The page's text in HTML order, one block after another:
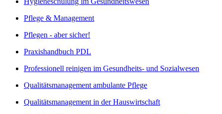
Pflege & Management
Pflegen - aber sicher!
Praxishandbuch PDL
Professionell reinigen im Gesundheits- und Sozialwesen
Qualitätsmanagement ambulante Pflege
Qualitätsmanagement in der Hauswirtschaft